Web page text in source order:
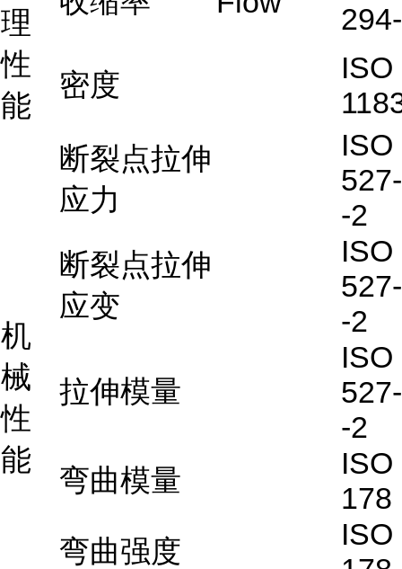
理
性
能
密度
ISO
机
械
性
能
断裂点拉伸
应力
ISO
-2
断裂点拉伸
应变
ISO
-2
拉伸模量
ISO
-2
弯曲模量
ISO
178
弯曲强度
ISO